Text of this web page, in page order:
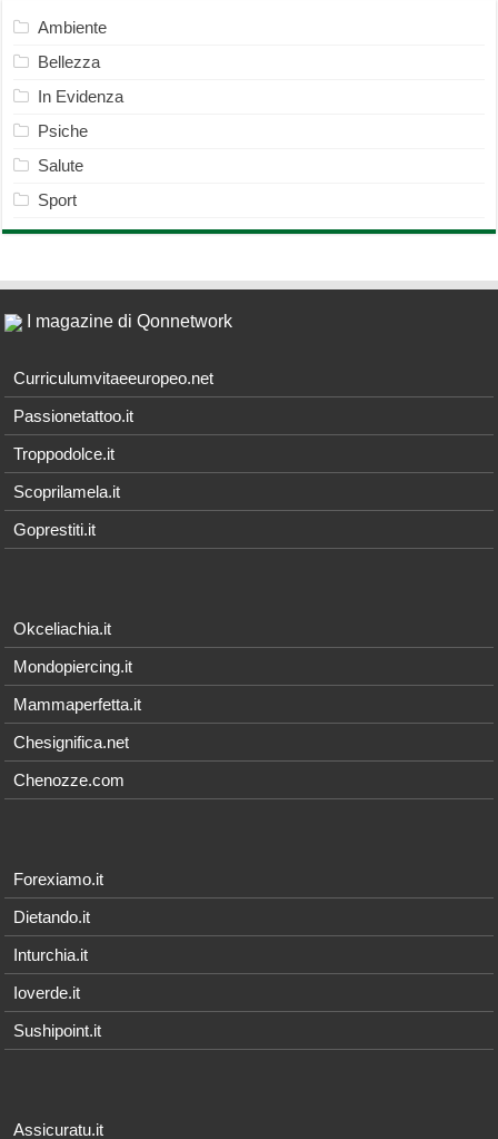
Ambiente
Bellezza
In Evidenza
Psiche
Salute
Sport
I magazine di Qonnetwork
Curriculumvitaeeuropeo.net
Passionetattoo.it
Troppodolce.it
Scoprilamela.it
Goprestiti.it
Okceliachia.it
Mondopiercing.it
Mammaperfetta.it
Chesignifica.net
Chenozze.com
Forexiamo.it
Dietando.it
Inturchia.it
Ioverde.it
Sushipoint.it
Assicuratu.it